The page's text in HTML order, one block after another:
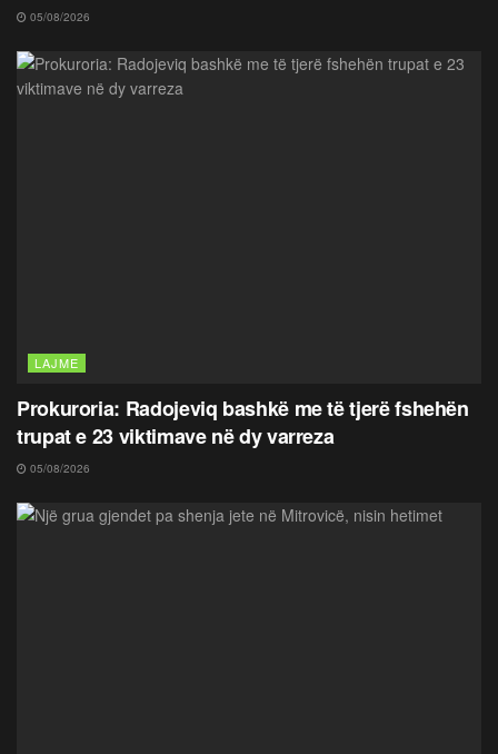
05/08/2026
LAJME
Prokuroria: Radojeviq bashkë me të tjerë fshehën
trupat e 23 viktimave në dy varreza
05/08/2026